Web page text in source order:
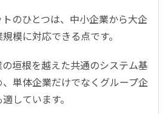
のひとつは、中小企業から大企
模に対応できる点です。
垣根を越えた共通のシステム基
単体企業だけでなくグループ企
しています。